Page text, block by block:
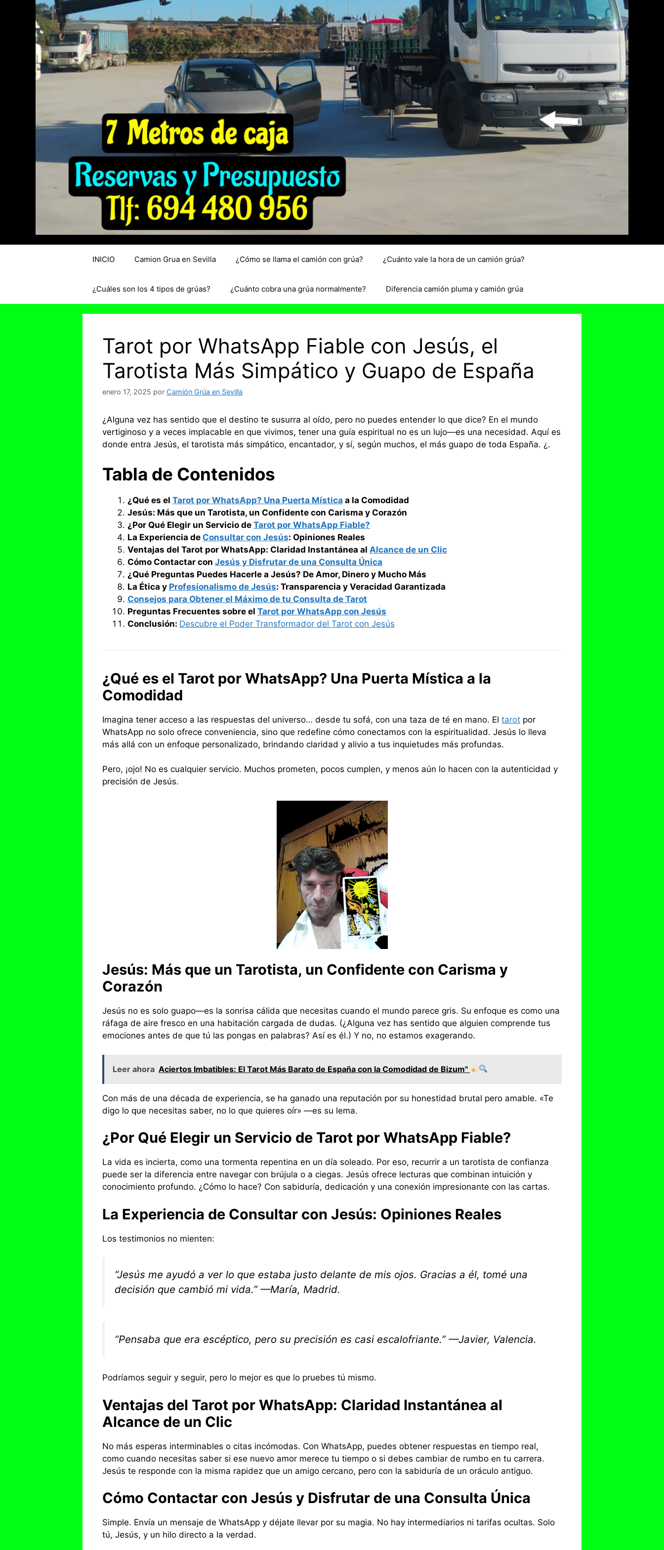
INICIO Camion Grua en Sevilla ¿Cómo se llama el camión con grúa? ¿Cuánto vale la hora de un camión grúa?
¿Cuáles son los 4 tipos de grúas? ¿Cuánto cobra una grúa normalmente? Diferencia camión pluma y camión grúa
Tarot por WhatsApp Fiable con Jesús, el
Tarotista Más Simpático y Guapo de España
enero 17, 2025 por Camión Grúa en Sevilla
¿Alguna vez has sentido que el destino te susurra al oído, pero no puedes entender lo que dice? En el mundo
vertiginoso y a veces implacable en que vivimos, tener una guía espiritual no es un lujo—es una necesidad. Aquí es
donde entra Jesús, el tarotista más simpático, encantador, y sí, según muchos, el más guapo de toda España. ¿.
Tabla de Contenidos
¿Qué es el Tarot por WhatsApp? Una Puerta Mística a la Comodidad
Jesús: Más que un Tarotista, un Confidente con Carisma y Corazón
¿Por Qué Elegir un Servicio de Tarot por WhatsApp Fiable?
La Experiencia de Consultar con Jesús: Opiniones Reales
Ventajas del Tarot por WhatsApp: Claridad Instantánea al Alcance de un Clic
Cómo Contactar con Jesús y Disfrutar de una Consulta Única
¿Qué Preguntas Puedes Hacerle a Jesús? De Amor, Dinero y Mucho Más
La Ética y Profesionalismo de Jesús: Transparencia y Veracidad Garantizada
Consejos para Obtener el Máximo de tu Consulta de Tarot
Preguntas Frecuentes sobre el Tarot por WhatsApp con Jesús
Conclusión: Descubre el Poder Transformador del Tarot con Jesús
¿Qué es el Tarot por WhatsApp? Una Puerta Mística a la
Comodidad
Imagina tener acceso a las respuestas del universo… desde tu sofá, con una taza de té en mano. El tarot por
WhatsApp no solo ofrece conveniencia, sino que redefine cómo conectamos con la espiritualidad. Jesús lo lleva
más allá con un enfoque personalizado, brindando claridad y alivio a tus inquietudes más profundas.
Pero, ¡ojo! No es cualquier servicio. Muchos prometen, pocos cumplen, y menos aún lo hacen con la autenticidad y
precisión de Jesús.
Jesús: Más que un Tarotista, un Confidente con Carisma y
Corazón
Jesús no es solo guapo—es la sonrisa cálida que necesitas cuando el mundo parece gris. Su enfoque es como una
ráfaga de aire fresco en una habitación cargada de dudas. (¿Alguna vez has sentido que alguien comprende tus
emociones antes de que tú las pongas en palabras? Así es él.) Y no, no estamos exagerando.
Leer ahora Aciertos Imbatibles: El Tarot Más Barato de España con la Comodidad de Bizum"
Con más de una década de experiencia, se ha ganado una reputación por su honestidad brutal pero amable. «Te
digo lo que necesitas saber, no lo que quieres oír» —es su lema.
¿Por Qué Elegir un Servicio de Tarot por WhatsApp Fiable?
La vida es incierta, como una tormenta repentina en un día soleado. Por eso, recurrir a un tarotista de confianza
puede ser la diferencia entre navegar con brújula o a ciegas. Jesús ofrece lecturas que combinan intuición y
conocimiento profundo. ¿Cómo lo hace? Con sabiduría, dedicación y una conexión impresionante con las cartas.
La Experiencia de Consultar con Jesús: Opiniones Reales
Los testimonios no mienten:
“Jesús me ayudó a ver lo que estaba justo delante de mis ojos. Gracias a él, tomé una
decisión que cambió mi vida.”—María, Madrid.
“Pensaba que era escéptico, pero su precisión es casi escalofriante.”—Javier, Valencia.
Podríamos seguir y seguir, pero lo mejor es que lo pruebes tú mismo.
Ventajas del Tarot por WhatsApp: Claridad Instantánea al
Alcance de un Clic
No más esperas interminables o citas incómodas. Con WhatsApp, puedes obtener respuestas en tiempo real,
como cuando necesitas saber si ese nuevo amor merece tu tiempo o si debes cambiar de rumbo en tu carrera.
Jesús te responde con la misma rapidez que un amigo cercano, pero con la sabiduría de un oráculo antiguo.
Cómo Contactar con Jesús y Disfrutar de una Consulta Única
Simple. Envía un mensaje de WhatsApp y déjate llevar por su magia. No hay intermediarios ni tarifas ocultas. Solo
tú, Jesús, y un hilo directo a la verdad.